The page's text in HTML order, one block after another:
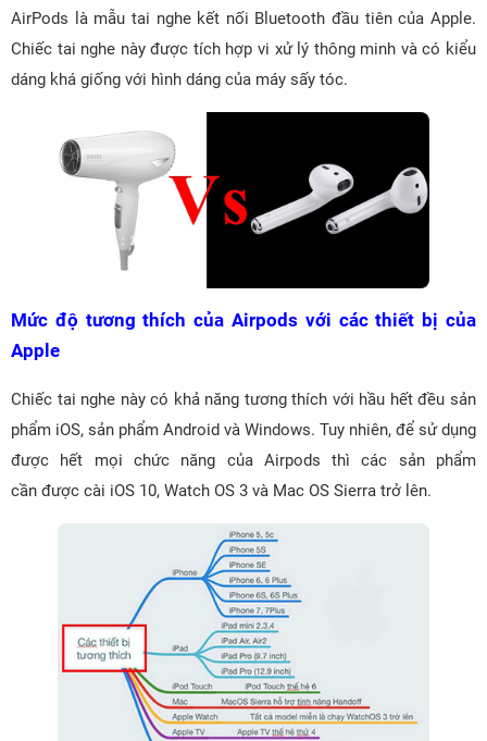
AirPods là mẫu tai nghe kết nối Bluetooth đầu tiên của Apple.
Chiếc tai nghe này được tích hợp vi xử lý thông minh và có kiểu
dáng khá giống với hình dáng của máy sấy tóc.
Mức độ tương thích của Airpods với các thiết bị của
Apple
Chiếc tai nghe này có khả năng tương thích với hầu hết đều sản
phẩm iOS, sản phẩm Android và Windows. Tuy nhiên, để sử dụng
được hết mọi chức năng của Airpods thì các sản phẩm
cần được cài iOS 10, Watch OS 3 và Mac OS Sierra trở lên.